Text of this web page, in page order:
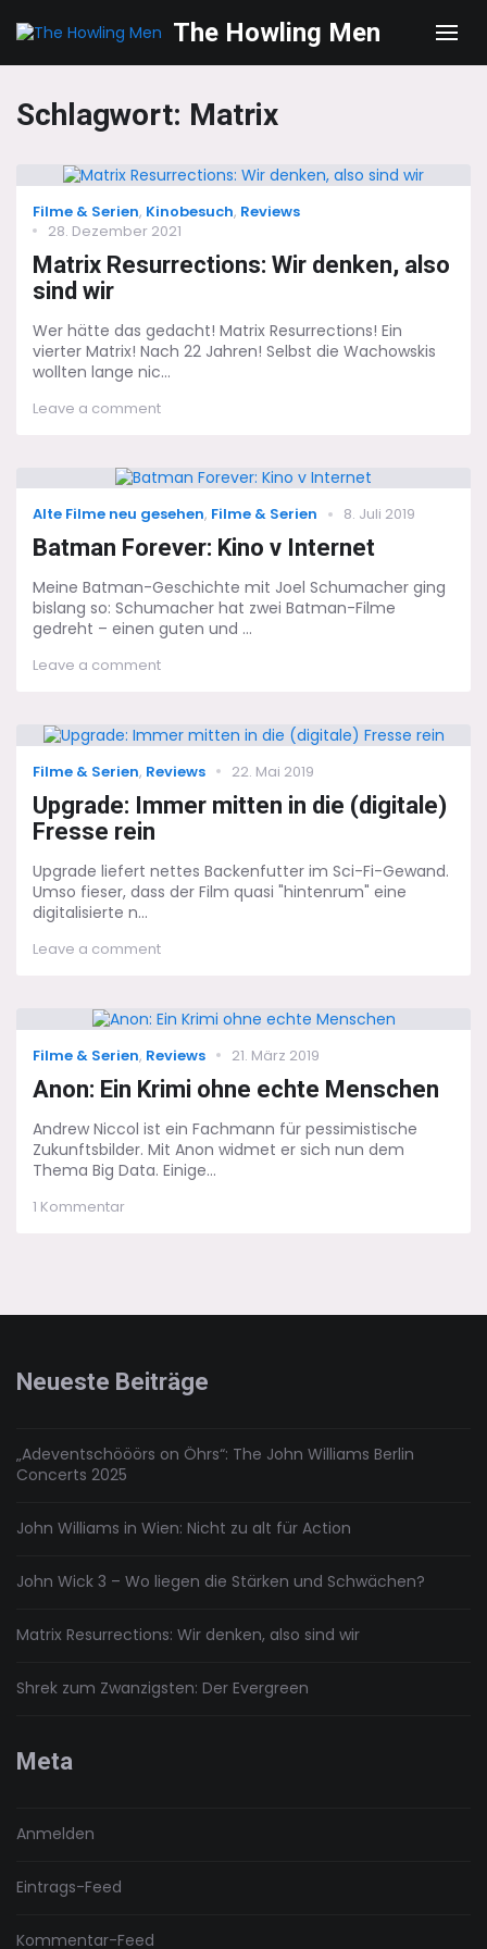
The Howling Men
Schlagwort: Matrix
Categories
Filme & Serien, Kinobesuch, Reviews
Posted
28. Dezember 2021
Matrix Resurrections: Wir denken, also
sind wir
Wer hätte das gedacht! Matrix Resurrections! Ein
vierter Matrix! Nach 22 Jahren! Selbst die Wachowskis
wollten lange nic...
Leave a commenton
denken,
also
sind
wir
Categories
Alte Filme neu gesehen, Filme & Serien
Posted
8. Juli 2019
Batman Forever: Kino v Internet
Meine Batman-Geschichte mit Joel Schumacher ging
bislang so: Schumacher hat zwei Batman-Filme
gedreht – einen guten und ...
Leave a commenton
v
Internet
Categories
Filme & Serien, Reviews
Posted
on
22. Mai 2019
Upgrade: Immer mitten in die (digitale)
Fresse rein
Upgrade liefert nettes Backenfutter im Sci-Fi-Gewand.
Umso fieser, dass der Film quasi "hintenrum" eine
digitalisierte n...
Leave a commenton
in
die
(digitale)
Fresse
rein
Categories
Filme & Serien, Reviews
Posted
21. März 2019
Anon: Ein Krimi ohne echte Menschen
Andrew Niccol ist ein Fachmann für pessimistische
Zukunftsbilder. Mit Anon widmet er sich nun dem
Thema Big Data. Einige...
1 Kommentarzu
Neueste Beiträge
„Adeventschööörs on Öhrs“: The John Williams Berlin
Concerts 2025
John Williams in Wien: Nicht zu alt für Action
John Wick 3 – Wo liegen die Stärken und Schwächen?
Matrix Resurrections: Wir denken, also sind wir
Shrek zum Zwanzigsten: Der Evergreen
Meta
Anmelden
Eintrags-Feed
Kommentar-Feed